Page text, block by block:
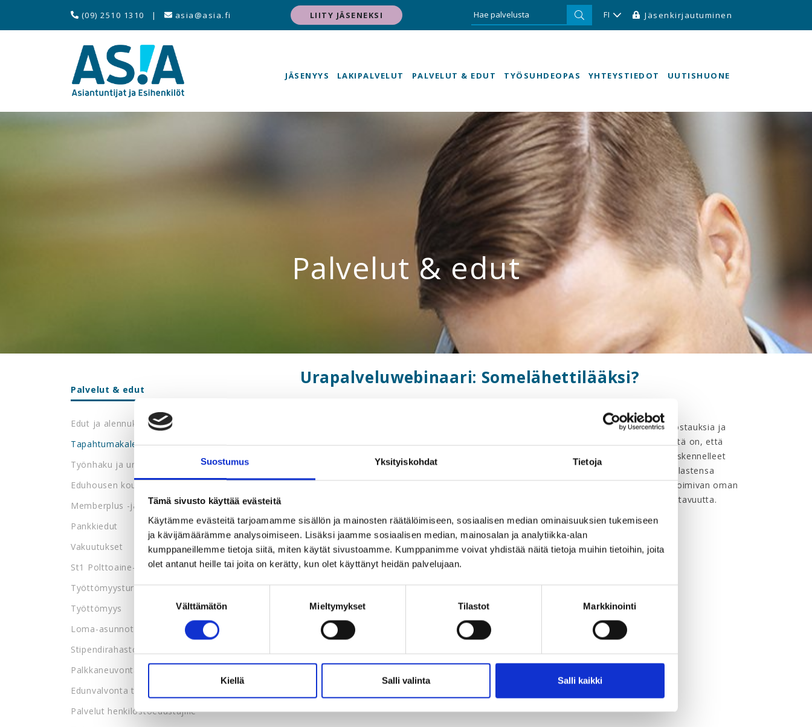
Suostumus Yksityiskohdat Tietoja
Tämä sivusto käyttää evästeitä
Käytämme evästeitä tarjoamamme sisällön ja mainosten räätälöimiseen, sosiaalisen median ominaisuuksien tukemiseen
ja kävijämäärämme analysoimiseen. Lisäksi jaamme sosiaalisen median, mainosalan ja analytiikka-alan
kumppaneillemme tietoja siitä, miten käytät sivustoamme. Kumppanimme voivat yhdistää näitä tietoja muihin tietoihin, joita
olet antanut heille tai joita on kerätty, kun olet käyttänyt heidän palvelujaan.
Välttämätön Mieltymykset Tilastot Markkinointi
Kiellä Salli valinta Salli kaikki
(09) 2510 1310 | asia@asia.fi LIITY JÄSENEKSI FI Jäsenkirjautuminen
JÄSENYYS LAKIPALVELUT PALVELUT & EDUT TYÖSUHDEOPAS YHTEYSTIEDOT UUTISHUONE
Palvelut & edut
Palvelut & edut
Edut ja alennukset
Tapahtumakalenteri
Työnhaku ja urapalvelut
Eduhousen koulutukset
Memberplus -jäsenetupalvelu
Pankkiedut
Vakuutukset
St1 Polttoaine-edut
Työttömyysturva
Työttömyys
Loma-asunnot
Stipendirahasto
Palkkaneuvonta
Edunvalvonta työpaikalla
Palvelut henkilöstöedustajille
Urapalveluwebinaari: Somelähettilääksi?
Somelähettiläs toimii sosiaalisessa mediassa. Hän jakaa edustamansa organisaation postauksia ja
tietoa palveluista, twiittaa, jakaa kuvia Instagramissa ja vaikka kirjoittaa blogia. Tärkeintä on, että
hän edistää positiivista työnantajakuvaa. Mieleenpainuvimmat somelähettiläät ovat työskennelleet
mm. Finnarilla, jossa stuertti on postannut kuvan ”ihanasta työstään” ja auttaa pienten lastensa
kanssa yksin matkustavaa äitiä. Työnantajat haluavat yhä useammin työntekijöidensä toimivan oman
organisaationsa lähettiläänä. Oman organisaation sisäiset somelähettiläät tuovat uskottavuutta.
Ilmoittaudu Urapalvelut-sivuston kautta